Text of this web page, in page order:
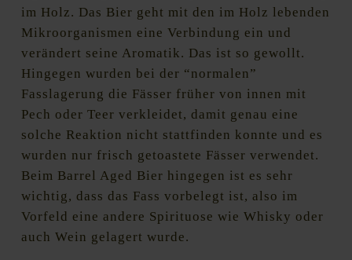
im Holz. Das Bier geht mit den im Holz lebenden
Mikroorganismen eine Verbindung ein und
verändert seine Aromatik. Das ist so gewollt.
Hingegen wurden bei der “normalen”
Fasslagerung die Fässer früher von innen mit
Pech oder Teer verkleidet, damit genau eine
solche Reaktion nicht stattfinden konnte und es
wurden nur frisch getoastete Fässer verwendet.
Beim Barrel Aged Bier hingegen ist es sehr
wichtig, dass das Fass vorbelegt ist, also im
Vorfeld eine andere Spirituose wie Whisky oder
auch Wein gelagert wurde.